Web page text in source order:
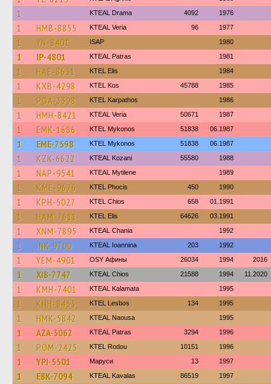
1 KTEAL Drama 4092 1976
1 HMB-8855 KTEAL Veria 96 1977
1 YN-8401 ISAP 1980
1 IP-4801 KTEAL Patras 1981
1 HAE-8651 KTEL Elis 1984
1 KXB-4298 KTEL Kos 45788 1985
1 POA-3398 ΚΤΕL Karpathos 1986
1 HMH-8421 KTEAL Veria 50671 1987
1 EMK-1686 KTEL Mykonos 51838 06.1987
1 EME-7598 KTEL Mykonos 51838 06.1987
1 KZK-6622 KTEAL Kozani 55580 1988
1 NAP-9541 KTEAL Mytilene 1989
1 KME-9676 ΚΤΕL Phocis 450 1990
1 KPH-5027 KTEL Chios 658 01.1991
1 HAM-7611 KTEL Elis 64626 03.1991
1 XNM-7895 KTEAL Chania 1992
1 INK-9700 KTEAL Ioannina 203 1992
1 YEM-4901 OSY Афины 26034 1994 2016
1 XIB-7747 KTEAL Chios 21588 1994 11.2020
1 KMH-7401 KTEAL Kalamata 1995
1 KNH-8433 KTEL Lesbos 134 1995
1 HMK-5842 KTEAL Naousa 1995
1 AZA-3062 KTEAL Patras 3294 1996
1 POM-2425 ΚΤΕL Rodou 10151 1996
1 YPI-5501 Маруси 13 1997
1 EBK-7094 KTEAL Kavalas 86519 1997